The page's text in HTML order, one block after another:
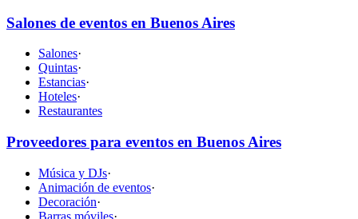
Salones de eventos en Buenos Aires
Salones·
Quintas·
Estancias·
Hoteles·
Restaurantes
Proveedores para eventos en Buenos Aires
Música y DJs·
Animación de eventos·
Decoración·
Barras móviles·